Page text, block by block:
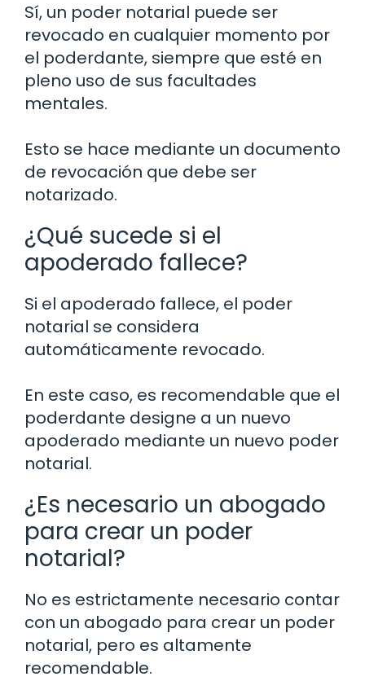
Sí, un poder notarial puede ser
revocado en cualquier momento por
el poderdante, siempre que esté en
pleno uso de sus facultades
mentales.
Esto se hace mediante un documento
de revocación que debe ser
notarizado.
¿Qué sucede si el
apoderado fallece?
Si el apoderado fallece, el poder
notarial se considera
automáticamente revocado.
En este caso, es recomendable que el
poderdante designe a un nuevo
apoderado mediante un nuevo poder
notarial.
¿Es necesario un abogado
para crear un poder
notarial?
No es estrictamente necesario contar
con un abogado para crear un poder
notarial, pero es altamente
recomendable.